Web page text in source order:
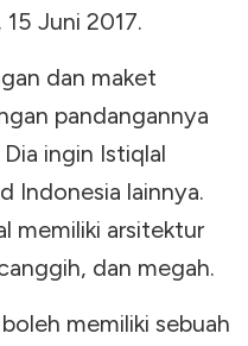
Juni 2017.
dan maket
pandangannya
ingin Istiqlal
Indonesia lainnya.
memiliki arsitektur
dan megah.
memiliki sebuah